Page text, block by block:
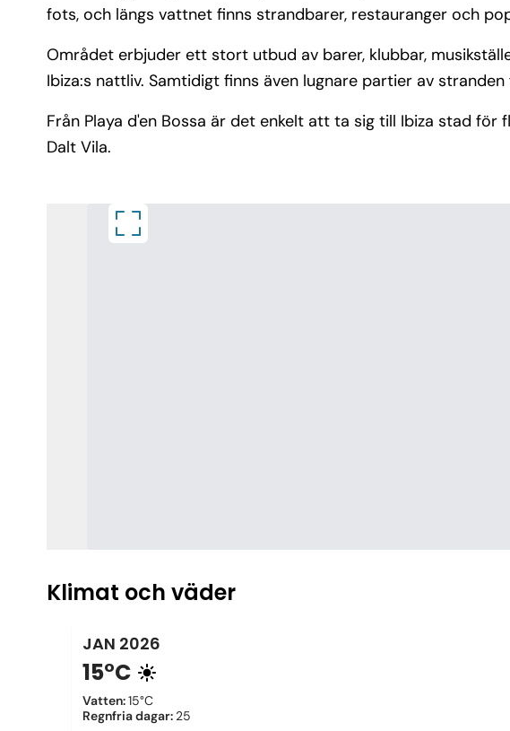
fots, och längs vattnet finns strandbarer, restauranger och
Området erbjuder ett stort utbud av barer, klubbar,
Ibiza:s nattliv. Samtidigt finns även lugnare partier av
Från Playa d'en Bossa är det enkelt att ta sig till Ibiza stad
Dalt Vila.
Klimat och väder
JAN 2026
15°C
Vatten:15°C
Regnfria dagar: 25